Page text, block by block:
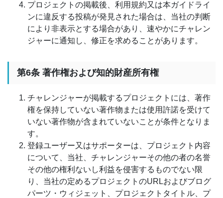
プロジェクトの掲載後、利用規約又は本ガイドライ
ンに違反する投稿が発見された場合は、当社の判断
により非表示とする場合があり、速やかにチャレン
ジャーに通知し、修正を求めることがあります。
第6条 著作権および知的財産所有権
チャレンジャーが掲載するプロジェクトには、著作
権を保持していない著作物または使用許諾を受けて
いない著作物が含まれていないことが条件となりま
す。
登録ユーザー又はサポーターは、プロジェクト内容
について、当社、チャレンジャーその他の者の名誉
その他の権利ないし利益を侵害するものでない限
り、当社の定めるプロジェクトのURLおよびブログ
パーツ・ウィジェット、プロジェクトタイトル、プ